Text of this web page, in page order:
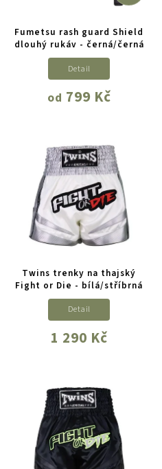
Fumetsu rash guard Shield
dlouhý rukáv - černá/černá
od 799 Kč
Detail
Twins trenky na thajský
Fight or Die - bílá/stříbrná
1 290 Kč
Detail